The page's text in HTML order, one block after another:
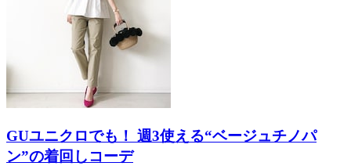
GUユニクロでも！ 週3使える“ベージュチノパ
ン”の着回しコーデ